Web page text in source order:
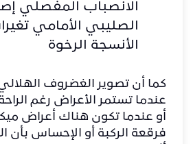
الانصباب المفصلي
الصليبي الأمامي
الأنسجة الرخوة
كما أن تصوير الغضروف الهلالي
عندما تستمر الأعراض رغم
أو عندما تكون هناك أعراض
فرقعة الركبة أو الإحساس بأن